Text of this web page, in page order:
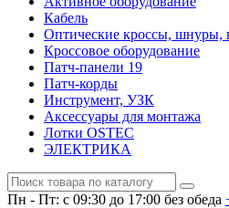
Кабель
Оптические кроссы, шнуры,
Кроссовое оборудование
Патч-панели 19
Патч-корды
Инструмент, УЗК
Аксессуары для монтажа
Лотки OSTEC
ЭЛЕКТРИКА
Пн - Пт: с 09:30 до 17:00 без обеда